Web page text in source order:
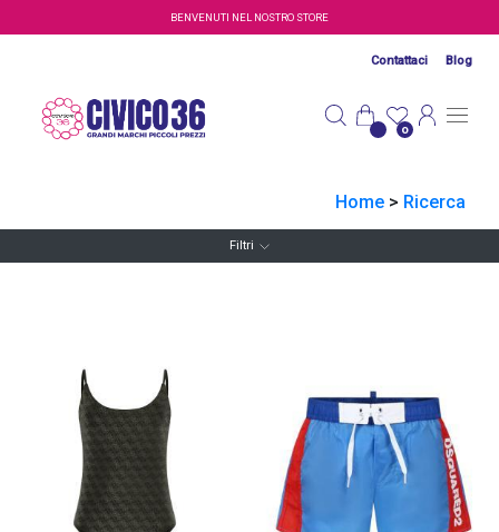
Salta al contenuto principaleBENVENUTI NEL NOSTRO STORE
Contattaci Blog
0
Home > Ricerca
Filtri